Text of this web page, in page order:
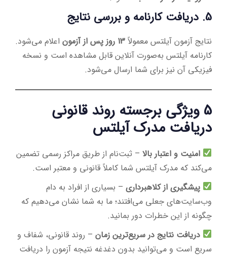
5. دریافت کارنامه و بررسی نتایج
نتایج آزمون آیلتس معمولاً 13 روز پس از آزمون
اعلام می‌شود.
کارنامه آیلتس به‌صورت آنلاین قابل مشاهده است و نسخه
فیزیکی آن نیز برای شما ارسال می‌شود.
5 ویژگی برجسته روند قانونی
دریافت مدرک آیلتس
امنیت و اعتبار بالا – ثبت‌نام از طریق مراکز رسمی تضمین
می‌کند که مدرک آیلتس شما کاملاً قانونی و معتبر است.
پیشگیری از کلاهبرداری – بسیاری از افراد به دام
وب‌سایت‌های جعلی می‌افتند؛ ما به شما نشان می‌دهیم که
چگونه از این خطرات دور بمانید.
دریافت نتایج در سریع‌ترین زمان – روند قانونی، شفاف و
سریع است و می‌توانید بدون دغدغه نتیجه آزمون را دریافت